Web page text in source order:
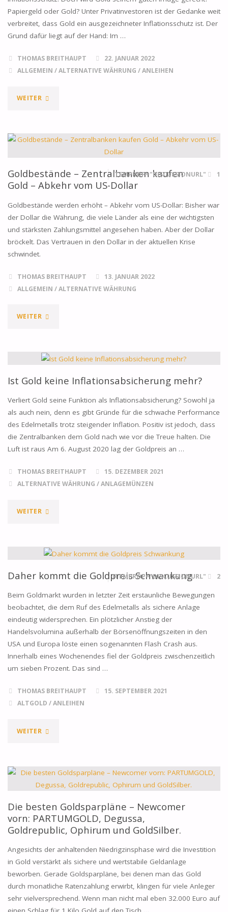
INVESTIEREN?"
Papiergeld oder Gold? Unter Privatinvestoren ist der Gedanke weit
verbreitet, dass Gold ein ausgezeichneter Inflationsschutz ist. Der
Grund dafür liegt auf der Hand: Im …
THOMAS BREITHAUPT
22. JANUAR 2022
ALLGEMEIN /ALTERNATIVE WÄHRUNG /ANLEIHEN
WEITER"IST
NOCH
DER
INFLATIONSSCHUTZ?"
Goldbestände – Zentralbanken kaufen
Gold – Abkehr vom US-Dollar
ITEMPROP="DISCUSSIONURL" 1
Goldbestände werden erhöht – Abkehr vom US-Dollar: Bisher war
der Dollar die Währung, die viele Länder als eine der wichtigsten
und stärksten Zahlungsmittel angesehen haben. Aber der Dollar
bröckelt. Das Vertrauen in den Dollar in der aktuellen Krise
schwindet.
THOMAS BREITHAUPT
13. JANUAR 2022
ALLGEMEIN /ALTERNATIVE WÄHRUNG
WEITER"GOLDBESTÄNDE
ZENTRALBANKEN
KAUFEN
GOLD
–
ABKEHR
Ist Gold keine Inflationsabsicherung mehr?
Verliert Gold seine Funktion als Inflationsabsicherung? Sowohl ja
als auch nein, denn es gibt Gründe für die schwache Performance
des Edelmetalls trotz steigender Inflation. Positiv ist jedoch, dass
die Zentralbanken dem Gold nach wie vor die Treue halten. Die
Luft ist raus Am 6. August 2020 lag der Goldpreis an …
THOMAS BREITHAUPT
15. DEZEMBER 2021
ALTERNATIVE WÄHRUNG /ANLAGEMÜNZEN
WEITER"IST
KEINE
INFLATIONSABSICHERUNG
MEHR?"
Daher kommt die Goldpreis Schwankung
ITEMPROP="DISCUSSIONURL" 2
Beim Goldmarkt wurden in letzter Zeit erstaunliche Bewegungen
beobachtet, die dem Ruf des Edelmetalls als sichere Anlage
eindeutig widersprechen. Ein plötzlicher Anstieg der
Handelsvolumina außerhalb der Börsenöffnungszeiten in den
USA und Europa löste einen sogenannten Flash Crash aus.
Innerhalb eines Wochenendes fiel der Goldpreis zwischenzeitlich
um sieben Prozent. Das sind …
THOMAS BREITHAUPT
15. SEPTEMBER 2021
ALTGOLD /ANLEIHEN
WEITER"DAHER
DIE
GOLDPREIS
SCHWANKUNG"
Die besten Goldsparpläne – Newcomer
vorn: PARTUMGOLD, Degussa,
Goldrepublic, Ophirum und GoldSilber.
Angesichts der anhaltenden Niedrigzinsphase wird die Investition
in Gold verstärkt als sichere und wertstabile Geldanlage
beworben. Gerade Goldsparpläne, bei denen man das Gold
durch monatliche Ratenzahlung erwirbt, klingen für viele Anleger
sehr vielversprechend. Wenn man nicht mal eben 32.000 Euro auf